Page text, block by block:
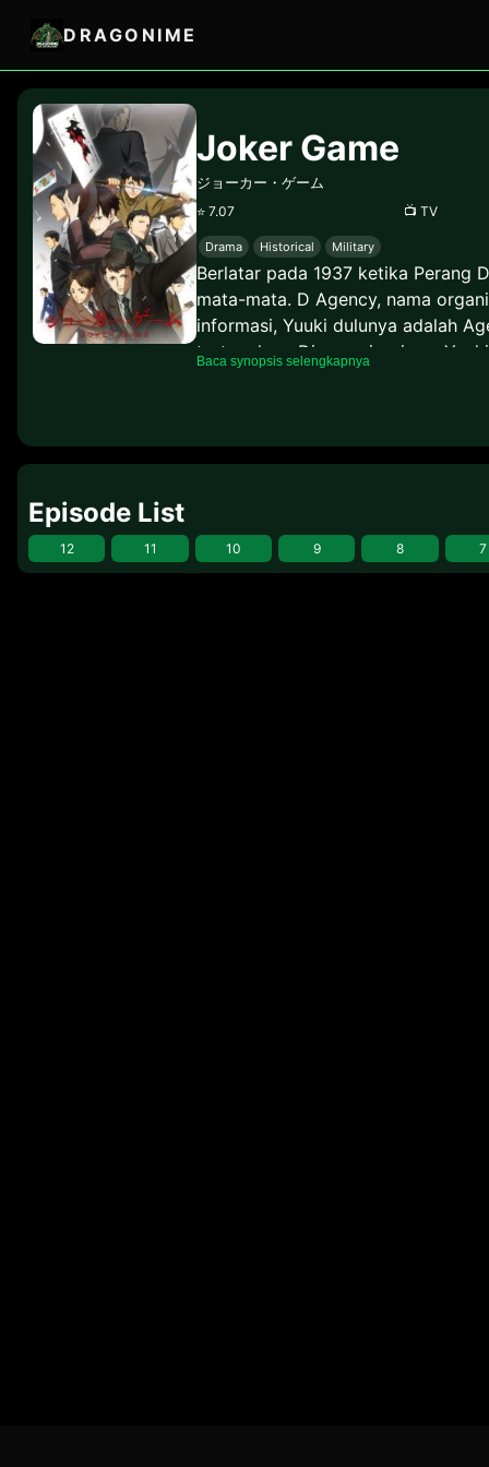
DRAGONIME
Joker Game
ジョーカー・ゲーム
⭐ 7.07 📺 TV
Drama Historical Military
Berlatar pada 1937 ketika Perang
mata-mata. D Agency, nama
informasi, Yuuki dulunya adalah
tertangkap. Di organisasinya,
Baca synopsis selengkapnya
Episode List
12 11 10 9 8 7